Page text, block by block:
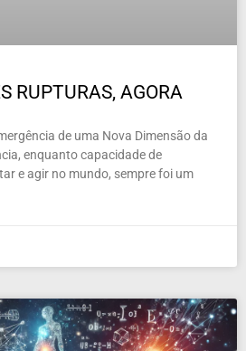
RUPTURAS, AGORA
de uma Nova Dimensão da
enquanto capacidade de
e agir no mundo, sempre foi um